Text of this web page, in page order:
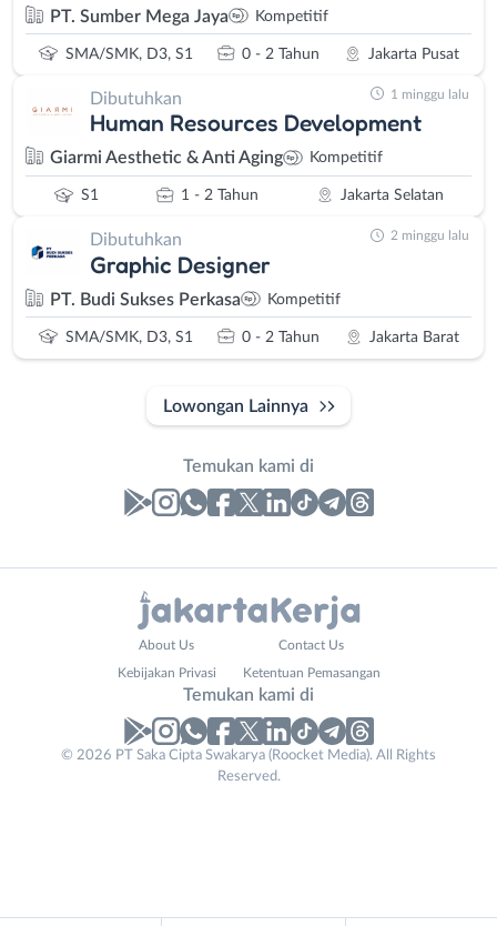
PT. Sumber Mega Jaya Kompetitif
SMA/SMK, D3, S1 0 - 2 Tahun Jakarta Pusat
Dibutuhkan
Human Resources Development
Giarmi Aesthetic & Anti Aging Kompetitif
S1 1 - 2 Tahun Jakarta Selatan
1 minggu lalu
Dibutuhkan
Graphic Designer
PT. Budi Sukses Perkasa Kompetitif
SMA/SMK, D3, S1 0 - 2 Tahun Jakarta Barat
2 minggu lalu
Lowongan Lainnya
Temukan kami di
No. Telp /
About Us Contact Us
Kebijakan Privasi Ketentuan Pemasangan
Temukan kami di
© 2026 PT Saka Cipta Swakarya (Roocket Media). All Rights
Reserved.